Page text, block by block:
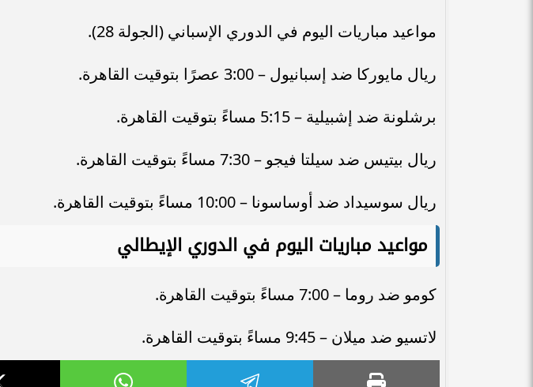
مواعيد مباريات اليوم في الدوري الإسباني (الجولة 28).
ريال مايوركا ضد إسبانيول – 3:00 عصرًا بتوقيت القاهرة.
برشلونة ضد إشبيلية – 5:15 مساءً بتوقيت القاهرة.
ريال بيتيس ضد سيلتا فيجو – 7:30 مساءً بتوقيت القاهرة.
ريال سوسيداد ضد أوساسونا – 10:00 مساءً بتوقيت القاهرة.
مواعيد مباريات اليوم في الدوري الإيطالي
كومو ضد روما – 7:00 مساءً بتوقيت القاهرة.
لاتسيو ضد ميلان – 9:45 مساءً بتوقيت القاهرة.